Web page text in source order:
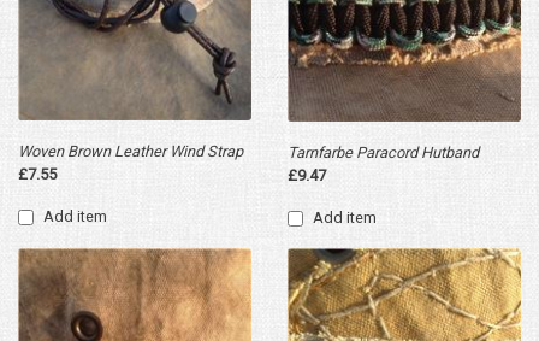
Woven Brown Leather Wind Strap
£7.55
Add item
Tarnfarbe Paracord Hutband
£9.47
Add item